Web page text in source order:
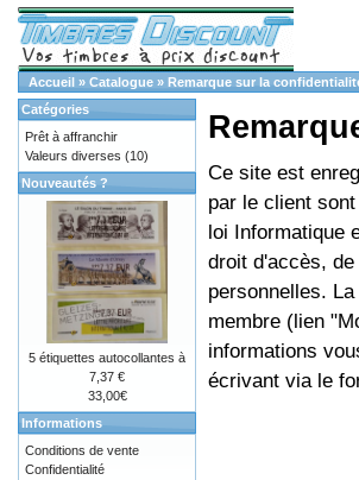
Accueil » Catalogue » Remarque sur la
Ce site est
par le client
loi Informatique
droit d'accès,
personnelles.
membre (lien
informations
écrivant via le
Catégories
Prêt à affranchir
Valeurs diverses (10)
Nouveautés ?
5 étiquettes autocollantes à
7,37 €
33,00€
Informations
Conditions de vente
Confidentialité